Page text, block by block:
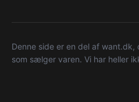
Denne side er en del af
som sælger varen. Vi har heller